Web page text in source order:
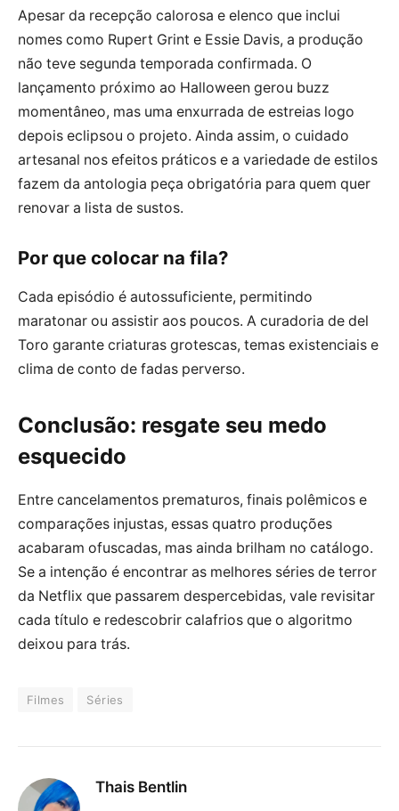
Apesar da recepção calorosa e elenco que inclui
nomes como Rupert Grint e Essie Davis, a produção
não teve segunda temporada confirmada. O
lançamento próximo ao Halloween gerou buzz
momentâneo, mas uma enxurrada de estreias logo
depois eclipsou o projeto. Ainda assim, o cuidado
artesanal nos efeitos práticos e a variedade de estilos
fazem da antologia peça obrigatória para quem quer
renovar a lista de sustos.
Por que colocar na fila?
Cada episódio é autossuficiente, permitindo
maratonar ou assistir aos poucos. A curadoria de del
Toro garante criaturas grotescas, temas existenciais e
clima de conto de fadas perverso.
Conclusão: resgate seu medo
esquecido
Entre cancelamentos prematuros, finais polêmicos e
comparações injustas, essas quatro produções
acabaram ofuscadas, mas ainda brilham no catálogo.
Se a intenção é encontrar as melhores séries de terror
da Netflix que passarem despercebidas, vale revisitar
cada título e redescobrir calafrios que o algoritmo
deixou para trás.
Filmes Séries
Thais Bentlin